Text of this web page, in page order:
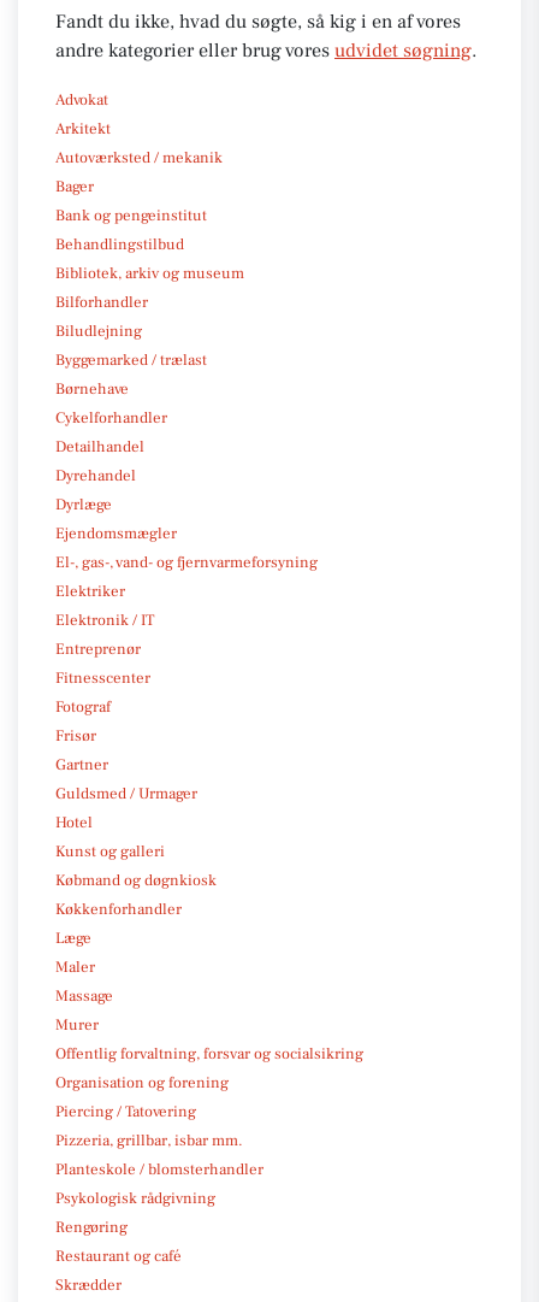
Fandt du ikke, hvad du søgte, så kig i en af vores
andre kategorier eller brug vores udvidet søgning.
Advokat
Arkitekt
Autoværksted / mekanik
Bager
Bank og pengeinstitut
Behandlingstilbud
Bibliotek, arkiv og museum
Bilforhandler
Biludlejning
Byggemarked / trælast
Børnehave
Cykelforhandler
Detailhandel
Dyrehandel
Dyrlæge
Ejendomsmægler
El-, gas-, vand- og fjernvarmeforsyning
Elektriker
Elektronik / IT
Entreprenør
Fitnesscenter
Fotograf
Frisør
Gartner
Guldsmed / Urmager
Hotel
Kunst og galleri
Købmand og døgnkiosk
Køkkenforhandler
Læge
Maler
Massage
Murer
Offentlig forvaltning, forsvar og socialsikring
Organisation og forening
Piercing / Tatovering
Pizzeria, grillbar, isbar mm.
Planteskole / blomsterhandler
Psykologisk rådgivning
Rengøring
Restaurant og café
Skrædder